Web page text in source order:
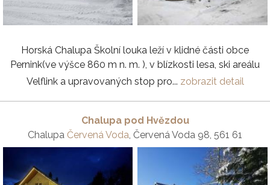
Horská Chalupa Školní louka leží v klidné části obce
Pernink(ve výšce 860 m n. m. ), v blízkosti lesa, ski areálu
Velflink a upravovaných stop pro... zobrazit detail
Chalupa pod Hvězdou
Chalupa Červená Voda, Červená Voda 98, 561 61